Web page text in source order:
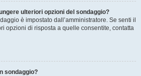
ulteriori opzioni del sondaggio?
è impostato dall’amministratore. Se senti il
opzioni di risposta a quelle consentite, contatta
sondaggio?